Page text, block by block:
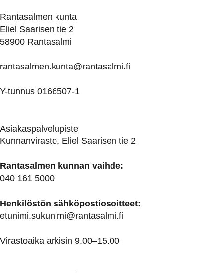
Rantasalmen kunta
Eliel Saarisen tie 2
58900 Rantasalmi
rantasalmen.kunta@rantasalmi.fi
Y-tunnus 0166507-1
Asiakaspalvelupiste
Kunnanvirasto, Eliel Saarisen tie 2
Rantasalmen kunnan vaihde:
040 161 5000
Henkilöstön sähköpostiosoitteet:
etunimi.sukunimi@rantasalmi.fi
Virastoaika arkisin 9.00–15.00